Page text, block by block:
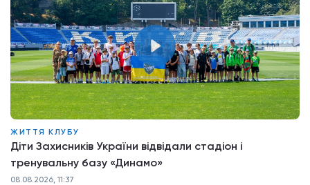
ЖИТТЯ КЛУБУ
Діти Захисників України відвідали стадіон і
тренувальну базу «Динамо»
08.08.2026, 11:37